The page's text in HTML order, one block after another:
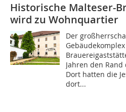
Historische Malteser-
wird zu Wohnquartier
Der
Jahren den
Dort hatten die
dort...